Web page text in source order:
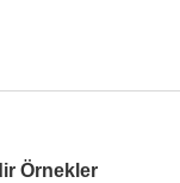
Örnekler